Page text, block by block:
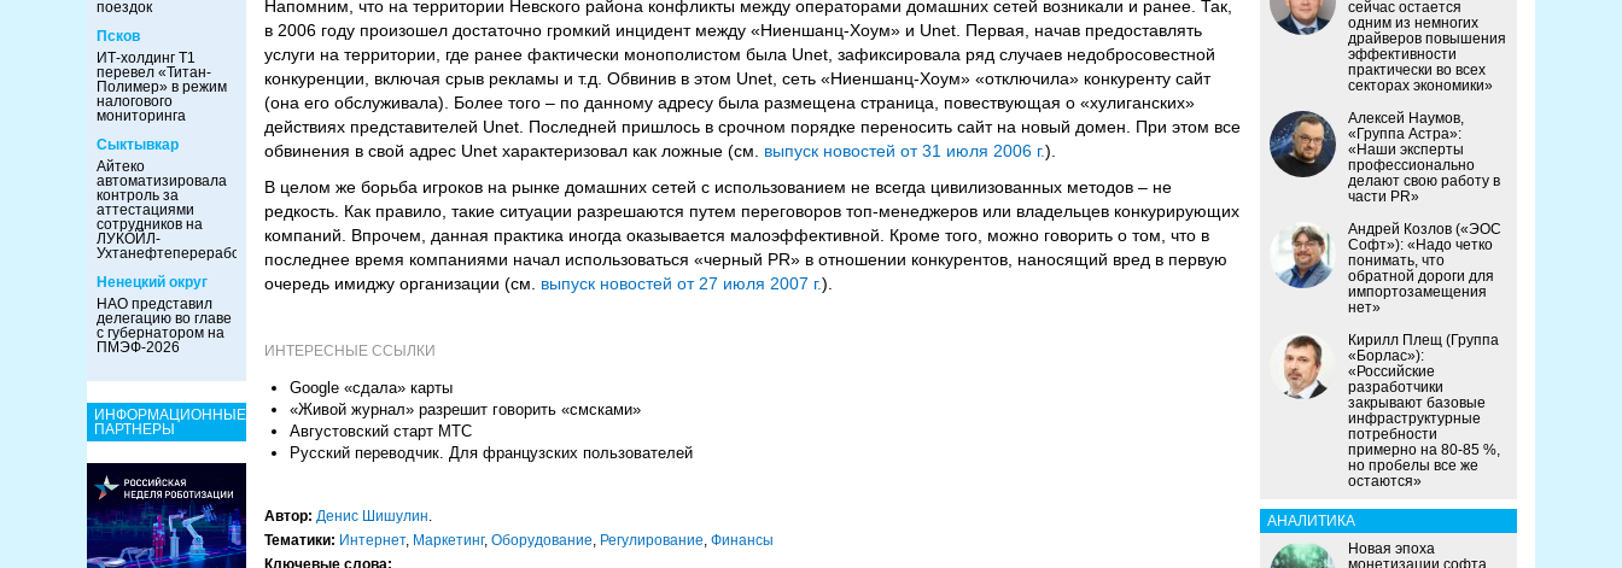
поездок
Псков
ИТ-холдинг Т1
перевел «Титан-
Полимер» в режим
налогового
мониторинга
Сыктывкар
Айтеко
автоматизировала
контроль за
аттестациями
сотрудников на
ЛУКОЙЛ-
Ухтанефтепереработка
Ненецкий округ
НАО представил
делегацию во главе
с губернатором на
ПМЭФ-2026
ИНФОРМАЦИОННЫЕ
ПАРТНЕРЫ
Напомним, что на территории Невского района конфликты между операторами домашних сетей возникали и ранее. Так,
в 2006 году произошел достаточно громкий инцидент между «Ниеншанц-Хоум» и Unet. Первая, начав предоставлять
услуги на территории, где ранее фактически монополистом была Unet, зафиксировала ряд случаев недобросовестной
конкуренции, включая срыв рекламы и т.д. Обвинив в этом Unet, сеть «Ниеншанц-Хоум» «отключила» конкуренту сайт
(она его обслуживала). Более того – по данному адресу была размещена страница, повествующая о «хулиганских»
действиях представителей Unet. Последней пришлось в срочном порядке переносить сайт на новый домен. При этом все
обвинения в свой адрес Unet характеризовал как ложные (см. выпуск новостей от 31 июля 2006 г.).
В целом же борьба игроков на рынке домашних сетей с использованием не всегда цивилизованных методов – не
редкость. Как правило, такие ситуации разрешаются путем переговоров топ-менеджеров или владельцев конкурирующих
компаний. Впрочем, данная практика иногда оказывается малоэффективной. Кроме того, можно говорить о том, что в
последнее время компаниями начал использоваться «черный PR» в отношении конкурентов, наносящий вред в первую
очередь имиджу организации (см. выпуск новостей от 27 июля 2007 г.).
ИНТЕРЕСНЫЕ ССЫЛКИ
Google «сдала» карты
«Живой журнал» разрешит говорить «смсками»
Августовский старт МТС
Русский переводчик. Для французских пользователей
Автор: Денис Шишулин.
Тематики: Интернет, Маркетинг, Оборудование, Регулирование, Финансы
Ключевые слова:
сейчас остается
одним из немногих
драйверов повышения
эффективности
практически во всех
секторах экономики»
Алексей Наумов,
«Группа Астра»:
«Наши эксперты
профессионально
делают свою работу в
части PR»
Андрей Козлов («ЭОС
Софт»): «Надо четко
понимать, что
обратной дороги для
импортозамещения
нет»
Кирилл Плещ (Группа
«Борлас»):
«Российские
разработчики
закрывают базовые
инфраструктурные
потребности
примерно на 80-85 %,
но пробелы все же
остаются»
АНАЛИТИКА
Новая эпоха